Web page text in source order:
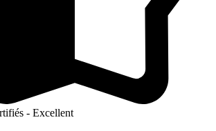
- Excellent